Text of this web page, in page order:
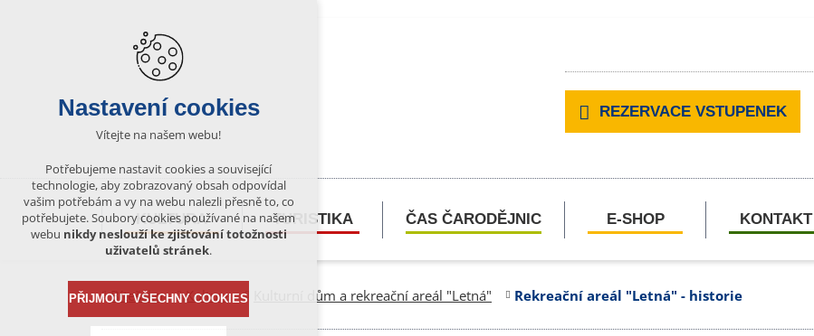
REZERVACE VSTUPENEK
KULTURA TURISTIKA ČAS ČARODĚJNIC E-SHOP KONTAKT
Bítešsko Kultura Kulturní dům a rekreační areál "Letná" Rekreační areál "Letná" - historie
Nastavení cookies
Vítejte na našem webu!
Potřebujeme nastavit cookies a související
technologie, aby zobrazovaný obsah odpovídal
vašim potřebám a vy na webu nalezli přesně to, co
potřebujete. Soubory cookies používané na našem
webu nikdy neslouží ke zjišťování totožnosti
uživatelů stránek.
PŘIJMOUT VŠECHNY COOKIES